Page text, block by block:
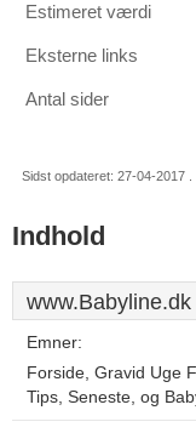
Estimeret værdi
Eksterne links
Antal sider
Sidst opdateret: 27-04-2017
Indhold
www.Babyline.dk
Emner:
Forside, Gravid Uge
Tips, Seneste, og